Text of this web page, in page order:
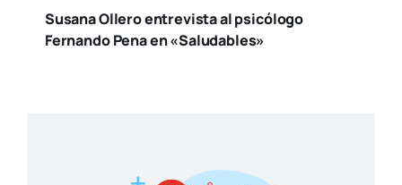
Susana Ollero entrevista al psicólogo
Fernando Pena en «Saludables»